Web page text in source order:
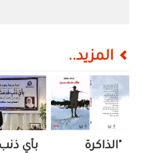
المزيد..
"الذاكرة بأي ذنب